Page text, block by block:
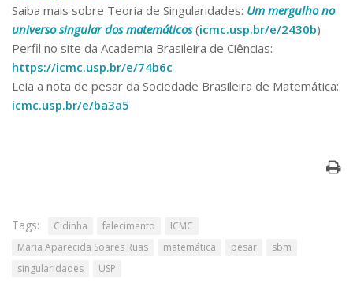
Saiba mais sobre Teoria de Singularidades: Um mergulho no
universo singular dos matemáticos(icmc.usp.br/e/2430b)
Perfil no site da Academia Brasileira de Ciências:
https://icmc.usp.br/e/74b6c
Leia a nota de pesar da Sociedade Brasileira de Matemática:
icmc.usp.br/e/ba3a5
Tags: Cidinha falecimento
ICMC
Maria Aparecida Soares Ruas
matemática pesar
sbm
singularidades
USP